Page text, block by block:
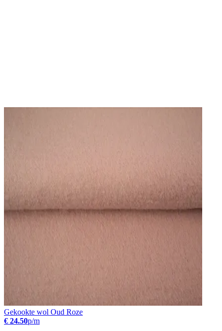
Gekookte wol Oud Roze
€ 24.50p/m